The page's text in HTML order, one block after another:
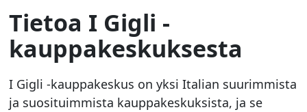
Tietoa I Gigli -
kauppakeskuksesta
I Gigli -kauppakeskus on yksi Italian suurimmista
ja suosituimmista kauppakeskuksista, ja se